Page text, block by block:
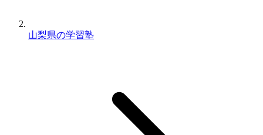
山梨県の学習塾